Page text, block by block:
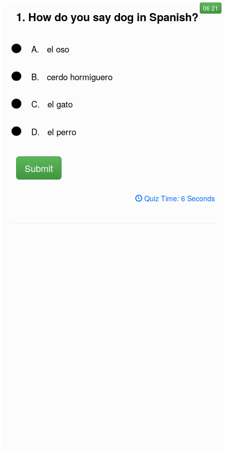
06 28
1. How do you say dog in Spanish?
A.el oso
B.cerdo hormiguero
C.el gato
D.el perro
Submit
Quiz Time: 6 Seconds